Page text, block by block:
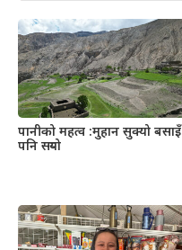
पानीको महत्व :मुहान सुक्यो बसाइँ
पनि सर्‍यो